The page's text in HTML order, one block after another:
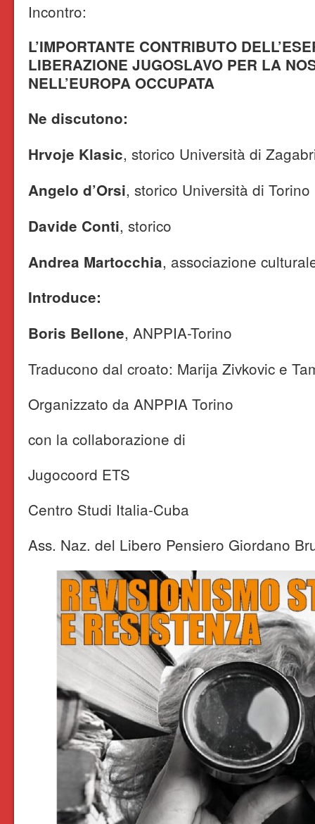
Incontro:
L’IMPORTANTE CONTRIBUTO
LIBERAZIONE JUGOSLAVO PER LA
NELL’EUROPA OCCUPATA
Ne discutono:
Hrvoje Klasic, storico Università di
Angelo d’Orsi, storico Università di Torino
Davide Conti, storico
Andrea Martocchia, associazione
Introduce:
Boris Bellone, ANPPIA-Torino
Traducono dal croato: Marija Zivkovic e
Organizzato da ANPPIA Torino
con la collaborazione di
Jugocoord ETS
Centro Studi Italia-Cuba
Ass. Naz. del Libero Pensiero Giordano